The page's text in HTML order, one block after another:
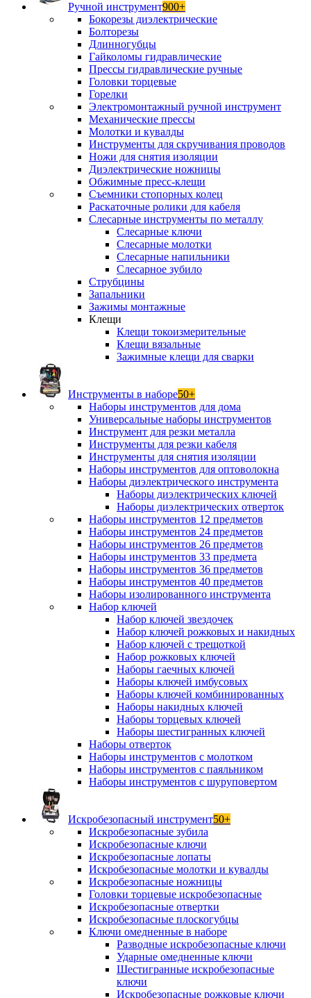
Ручной инструмент900+
Бокорезы диэлектрические
Болторезы
Длинногубцы
Гайколомы гидравлические
Прессы гидравлические ручные
Головки торцевые
Горелки
Электромонтажный ручной инструмент
Механические прессы
Молотки и кувалды
Инструменты для скручивания проводов
Ножи для снятия изоляции
Диэлектрические ножницы
Обжимные пресс-клещи
Съемники стопорных колец
Раскаточные ролики для кабеля
Слесарные инструменты по металлу
Слесарные ключи
Слесарные молотки
Слесарные напильники
Слесарное зубило
Струбцины
Запальники
Зажимы монтажные
Клещи
Клещи токоизмерительные
Клещи вязальные
Зажимные клещи для сварки
Инструменты в наборе50+
Наборы инструментов для дома
Универсальные наборы инструментов
Инструмент для резки металла
Инструменты для резки кабеля
Инструменты для снятия изоляции
Наборы инструментов для оптоволокна
Наборы диэлектрического инструмента
Наборы диэлектрических ключей
Наборы диэлектрических отверток
Наборы инструментов 12 предметов
Наборы инструментов 24 предметов
Наборы инструментов 26 предметов
Наборы инструментов 33 предмета
Наборы инструментов 36 предметов
Наборы инструментов 40 предметов
Наборы изолированного инструмента
Набор ключей
Набор ключей звездочек
Набор ключей рожковых и накидных
Набор ключей с трещоткой
Набор рожковых ключей
Наборы гаечных ключей
Наборы ключей имбусовых
Наборы ключей комбинированных
Наборы накидных ключей
Наборы торцевых ключей
Наборы шестигранных ключей
Наборы отверток
Наборы инструментов с молотком
Наборы инструментов с паяльником
Наборы инструментов с шуруповертом
Искробезопасный инструмент50+
Искробезопасные зубила
Искробезопасные ключи
Искробезопасные лопаты
Искробезопасные молотки и кувалды
Искробезопасные ножницы
Головки торцевые искробезопасные
Искробезопасные отвертки
Искробезопасные плоскогубцы
Ключи омедненные в наборе
Разводные искробезопасные ключи
Ударные омедненные ключи
Шестигранные искробезопасные
ключи
Искробезопасные рожковые ключи